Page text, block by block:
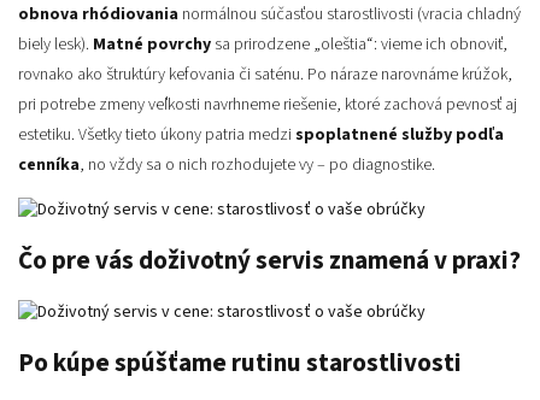
obnova rhódiovania normálnou súčasťou starostlivosti (vracia chladný
biely lesk). Matné povrchy sa prirodzene „oleštia“: vieme ich obnoviť,
rovnako ako štruktúry kefovania či saténu. Po náraze narovnáme krúžok,
pri potrebe zmeny veľkosti navrhneme riešenie, ktoré zachová pevnosť aj
estetiku. Všetky tieto úkony patria medzi spoplatnené služby podľa
cenníka, no vždy sa o nich rozhodujete vy – po diagnostike.
Čo pre vás doživotný servis znamená v praxi?
Po kúpe spúšťame rutinu starostlivosti